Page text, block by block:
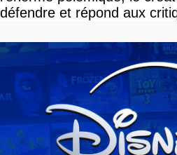
défendre et répond aux